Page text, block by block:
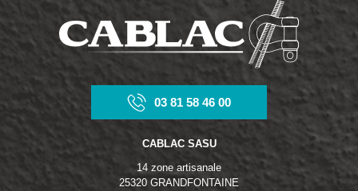
03 81 58 46 00
CABLAC SASU
14 zone artisanale
25320 GRANDFONTAINE